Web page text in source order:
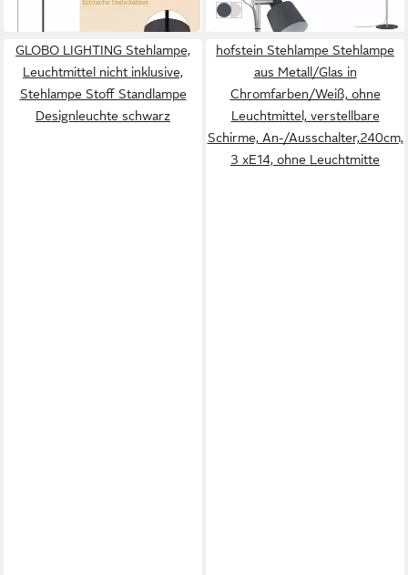
dunkelgrau/chromfarben
weiß/kupferfarben
GLOBO LIGHTING Stehlampe,
Leuchtmittel nicht inklusive,
Stehlampe Stoff Standlampe
Designleuchte schwarz
hofstein Stehlampe Stehlampe
aus Metall/Glas in
Chromfarben/Weiß, ohne
Leuchtmittel, verstellbare
Schirme, An-/Ausschalter,240cm,
3 xE14, ohne Leuchtmitte